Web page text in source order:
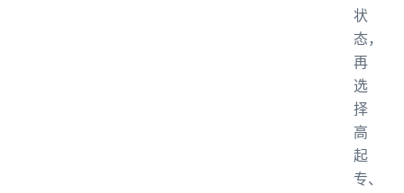
状
态，
再
选
择
高
起
专、